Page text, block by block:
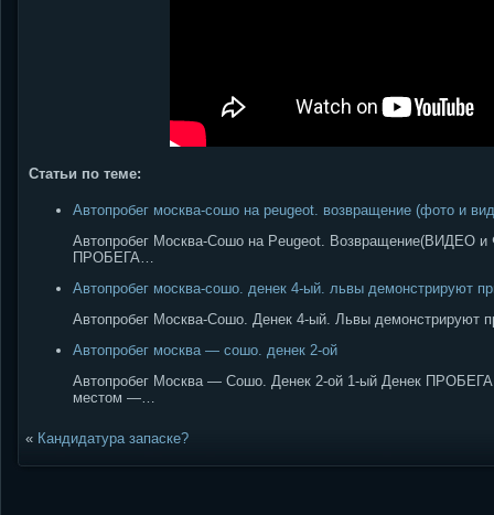
Статьи по теме:
Автопробег москва-сошо на peugeot. возвращение (фото и
Автопробег Москва-Сошо на Peugeot.
ПРОБЕГА…
Автопробег москва-сошо. денек 4-ый. львы демонстрируют
Автопробег Москва-Сошо. Денек 4-ый. Львы
Автопробег москва — сошо. денек 2-ой
Автопробег Москва — Сошо. Денек 2-ой 1-ый Денек
местом —…
« Кандидатура запаске?